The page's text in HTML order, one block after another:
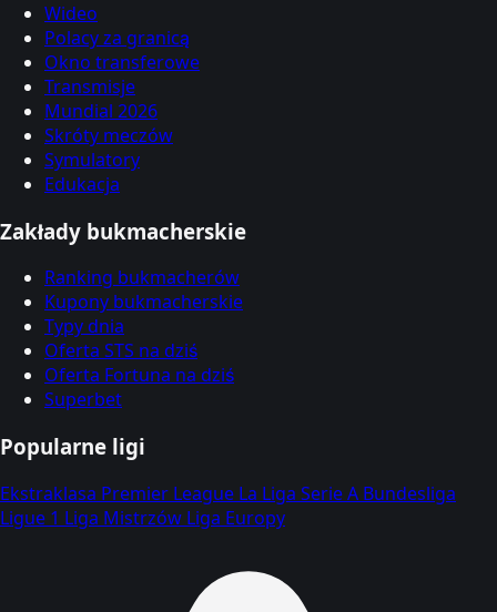
Wideo
Polacy za granicą
Okno transferowe
Transmisje
Mundial 2026
Skróty meczów
Symulatory
Edukacja
Zakłady bukmacherskie
Ranking bukmacherów
Kupony bukmacherskie
Typy dnia
Oferta STS na dziś
Oferta Fortuna na dziś
Superbet
Popularne ligi
Ekstraklasa Premier League La Liga Serie A Bundesliga
Ligue 1 Liga Mistrzów Liga Europy